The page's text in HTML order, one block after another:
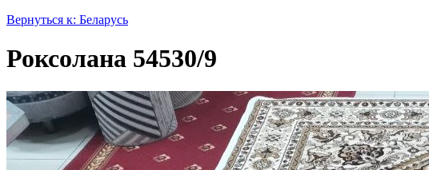
Вернуться к: Беларусь
Роксолана 54530/9